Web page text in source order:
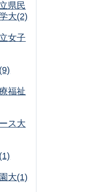
県民
大(2)
女子
福祉
ス大
大(1)